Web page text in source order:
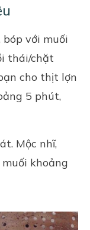
với muối
thái/chặt
cho thịt lợn
5 phút,
Mộc nhĩ,
khoảng